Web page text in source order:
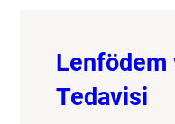
Lenfödem
Tedavisi